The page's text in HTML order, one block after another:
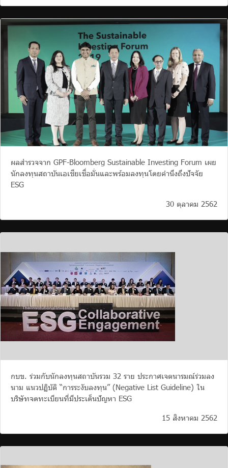
ผลสำรวจจาก GPF-Bloomberg Sustainable Investing Forum เผย
นักลงทุนสถาบันเอเชียเชื่อมั่นและพร้อมลงทุนโดยคำนึงถึงปัจจัย
ESG
30 ตุลาคม 2562
กบข. ร่วมกับนักลงทุนสถาบันรวม 32 ราย ประกาศเจตนารมณ์ร่วมลง
นาม แนวปฏิบัติ “การระงับลงทุน” (Negative List Guideline) ใน
บริษัทจดทะเบียนที่มีประเด็นปัญหา ESG
15 สิงหาคม 2562